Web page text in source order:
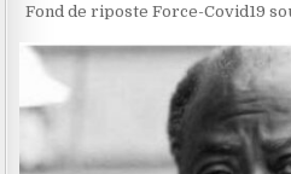
Fond de riposte Force-Covid19